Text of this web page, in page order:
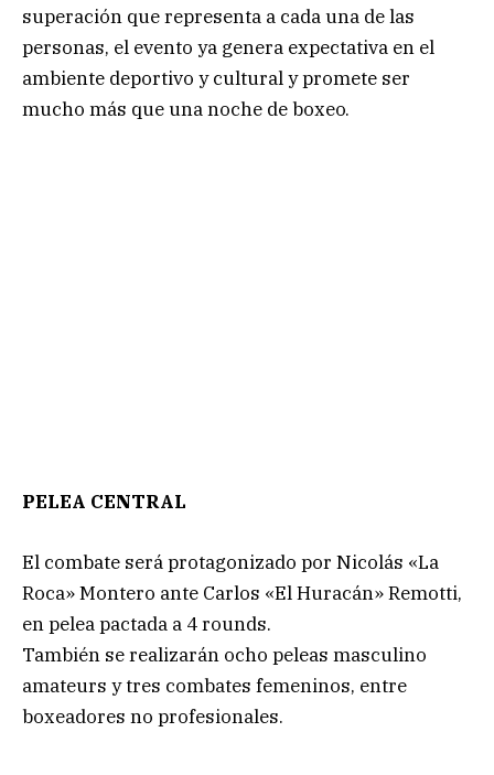
superación que representa a cada una de las
personas, el evento ya genera expectativa en el
ambiente deportivo y cultural y promete ser
mucho más que una noche de boxeo.
PELEA CENTRAL
El combate será protagonizado por Nicolás «La
Roca» Montero ante Carlos «El Huracán» Remotti,
en pelea pactada a 4 rounds.
También se realizarán ocho peleas masculino
amateurs y tres combates femeninos, entre
boxeadores no profesionales.